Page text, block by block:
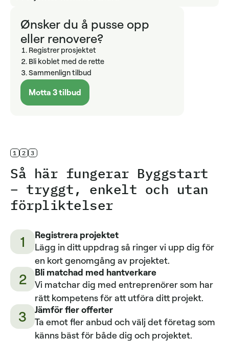
Ønsker du å pusse opp
eller renovere?
Registrer prosjektet
Bli koblet med de rette
Sammenlign tilbud
Motta 3 tilbud
1 2 3
Så här fungerar Byggstart
– tryggt, enkelt och utan
förpliktelser
1
Registrera projektet
Lägg in ditt uppdrag så ringer vi upp dig för
en kort genomgång av projektet.
2
Bli matchad med hantverkare
Vi matchar dig med entreprenörer som har
rätt kompetens för att utföra ditt projekt.
3
Jämför fler offerter
Ta emot fler anbud och välj det företag som
känns bäst för både dig och projektet.